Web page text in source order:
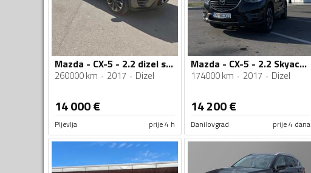
Mazda - CX-5 - 2.2 dizel skyactiv
260000 km 2017 Dizel
14 000€
Pljevlja prije 4 h
Mazda - CX-5 - 2.2 Skyactiv-D Automatic REGISTROVAN
174000 km 2017 Dizel
14 200€
Danilovgrad prije 4 dana